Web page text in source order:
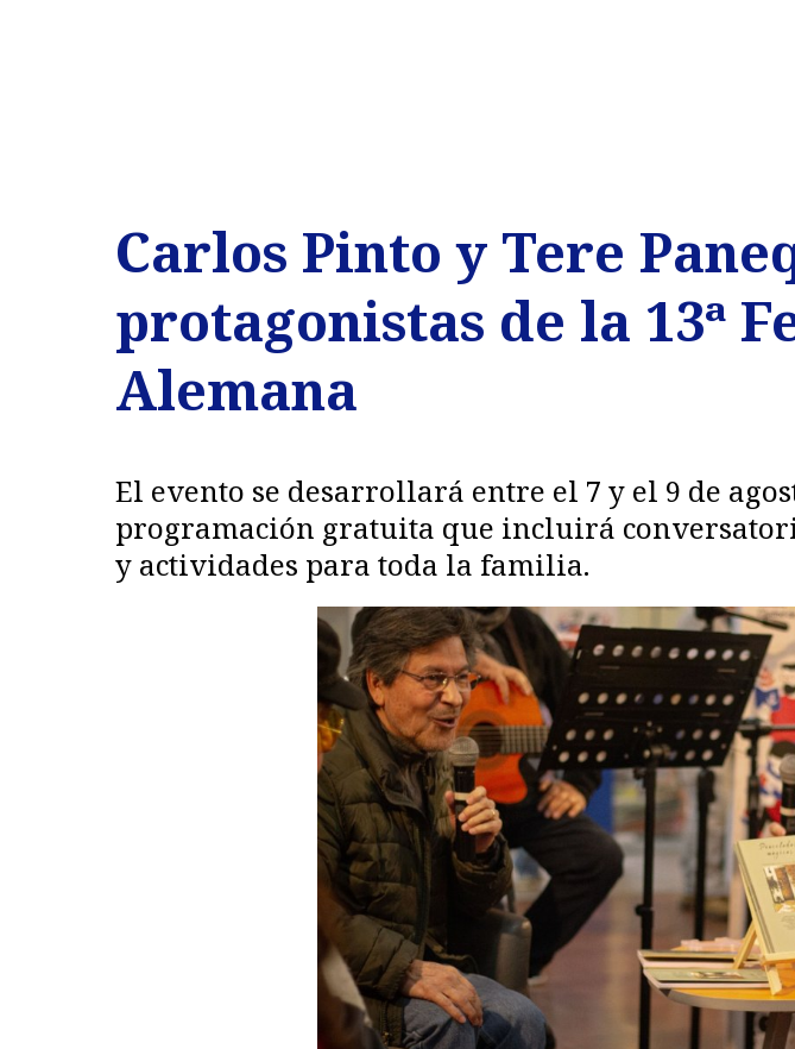
Carlos Pinto y Tere
protagonistas de la 13ª
Alemana
El evento se desarrollará entre el 7 y el 9 de
programación gratuita que incluirá
y actividades para toda la familia.